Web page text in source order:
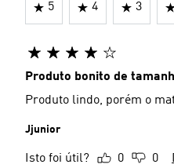
5 4 3
Produto bonito de
Produto lindo, porém o
Jjunior
Isto foi útil? 0 0